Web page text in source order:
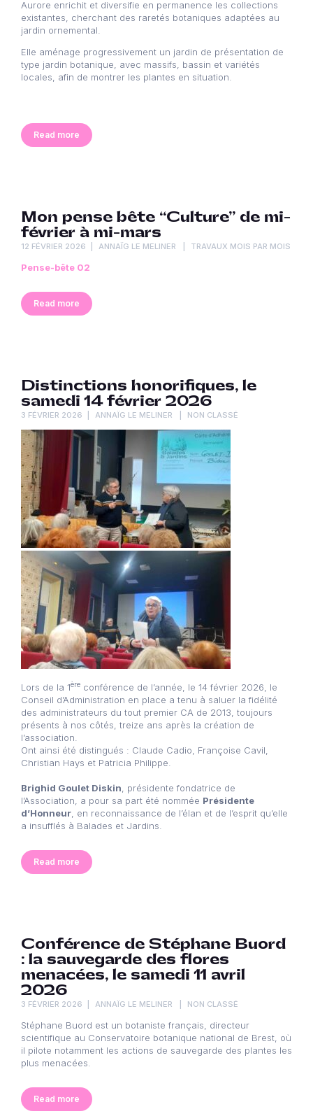
Aurore enrichit et diversifie en permanence les collections
existantes, cherchant des raretés botaniques adaptées au
jardin ornemental.
Elle aménage progressivement un jardin de présentation de
type jardin botanique, avec massifs, bassin et variétés
locales, afin de montrer les plantes en situation.
Read more
Mon pense bête “Culture” de mi-
février à mi-mars
12 FÉVRIER 2026 ANNAÏG LE MELINER TRAVAUX MOIS PAR MOIS
Pense-bête 02
Read more
Distinctions honorifiques, le
samedi 14 février 2026
3 FÉVRIER 2026 ANNAÏG LE MELINER NON CLASSÉ
Lors de la 1ère conférence de l’année, le 14 février 2026, le
Conseil d’Administration en place a tenu à saluer la fidélité
des administrateurs du tout premier CA de 2013, toujours
présents à nos côtés, treize ans après la création de
l’association.
Ont ainsi été distingués : Claude Cadio, Françoise Cavil,
Christian Hays et Patricia Philippe.
Brighid Goulet Diskin , présidente fondatrice de
l’Association, a pour sa part été nommée Présidente
d’Honneur , en reconnaissance de l’élan et de l’esprit qu’elle
a insufflés à Balades et Jardins.
Read more
Conférence de Stéphane Buord
: la sauvegarde des flores
menacées, le samedi 11 avril
2026
3 FÉVRIER 2026 ANNAÏG LE MELINER NON CLASSÉ
Stéphane Buord est un botaniste français, directeur
scientifique au Conservatoire botanique national de Brest, où
il pilote notamment les actions de sauvegarde des plantes les
plus menacées.
Read more